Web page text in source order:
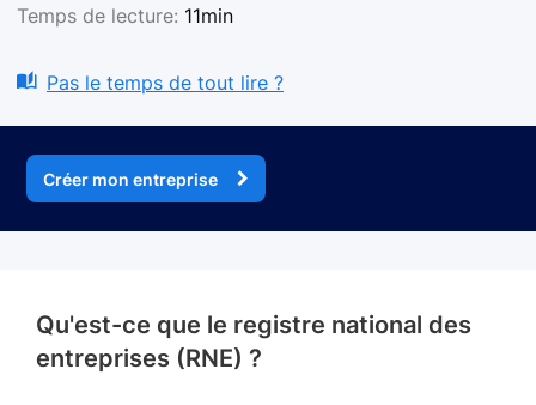
Temps de lecture: 11min
Pas le temps de tout lire ?
Créer mon entreprise
Qu'est-ce que le registre national des
entreprises (RNE) ?